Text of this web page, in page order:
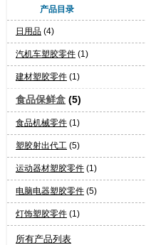
产品目录
日用品 (4)
汽机车塑胶零件 (1)
建材塑胶零件 (1)
食品保鲜盒 (5)
食品机械零件 (1)
塑胶射出代工 (5)
运动器材塑胶零件 (1)
电脑电器塑胶零件 (5)
灯饰塑胶零件 (1)
所有产品列表